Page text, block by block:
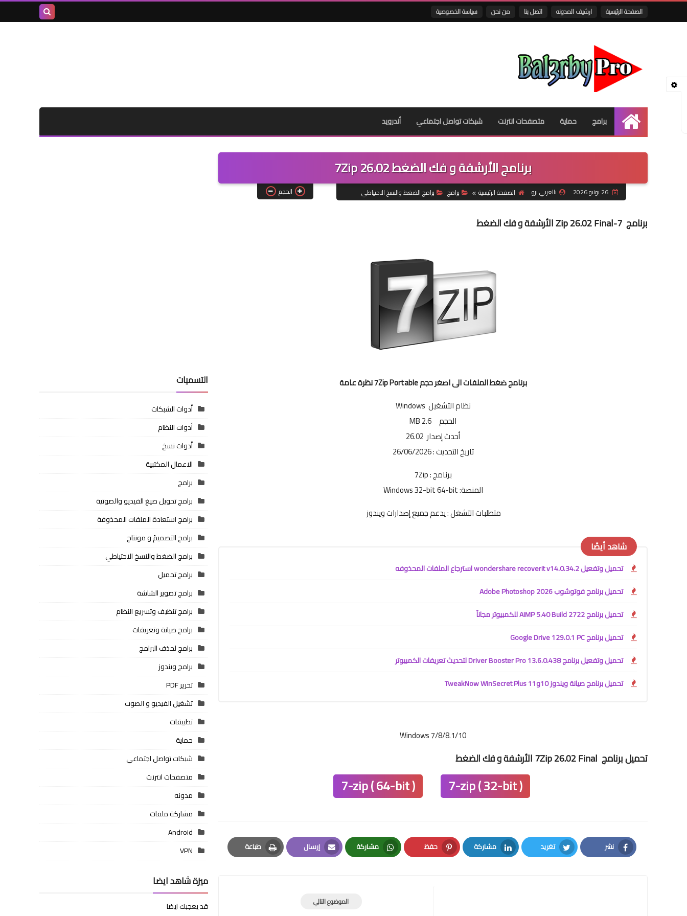
الصفحة الرئيسية ارشيف المدونه اتصل بنا من نحن سياسة الخصوصية
الرئيسية
برامج حماية متصفحات انترنت شبكات تواصل اجتماعي أندرويد
برنامج الأرشفة و فك الضغط 7Zip 26.02
بالعربي برو الصفحة الرئيسية برامج برامج الضغط والنسخ الاحتياطي الحجم
برنامج 7-Zip 26.02 Final الأرشفة و فك الضغط
برنامج ضغط الملفات الى اصغر حجم 7Zip Portable نظرة عامة
نظام التشغيل Windows
الحجم 2.6 MB
أحدث إصدار 26.02
تاريخ التحديث : 26/06/2026
برنامج : 7Zip
المنصة: Windows 32-bit 64-bit
متطلبات التشغل : يدعم جميع إصدارات ويندوز
شاهد أيضًا
تحميل وتفعيل wondershare recoverit v14.0.34.2 استرجاع الملفات المحذوفه
تحميل برنامج فوتوشوب Adobe Photoshop 2026
تحميل برنامج AIMP 5.40 Build 2722 للكمبيوتر مجاناً
تحميل برنامج Google Drive 129.0.1 PC
تحميل وتفعيل برنامج Driver Booster Pro 13.6.0.438 لتحديث تعريفات الكمبيوتر
تحميل برنامج صيانة ويندوز 10و11 TweakNow WinSecret Plus
Windows 7/8/8.1/10
تحميل برنامج 7Zip 26.02 Final الأرشفة و فك الضغط
7-zip ( 64-bit ) 7-zip ( 32-bit )
نشر
Facebook
تغريد
Twitter
مشاركة
LinkedIn
حفظ
Pinterest
مشاركة
Whatsapp
إرسال
Email
طباعة
Print
الموضوع التالي
التسميات
أدوات الشبكات
أدوات النظام
أدوات نسخ
الاعمال المكتبية
برامج
برامج تحويل صيغ الفيديو والصوتية
برامج استعادة الملفات المحذوفة
برامج التصميمً و مونتاج
برامج الضغط والنسخ الاحتياطي
برامج تحميل
برامج تصوير الشاشة
برامج تنظيف وتسريع النظام
برامج صيانة وتعريفات
برامج لحذف البرامج
برامج ويندوز
تحرير PDF
تشغيل الفيديو و الصوت
تطبيقات
حماية
شبكات تواصل اجتماعي
متصفحات انترنت
مدونه
مشاركة ملفات
Android
VPN
ميزة شاهد ايضا
قد يعجبك ايضا